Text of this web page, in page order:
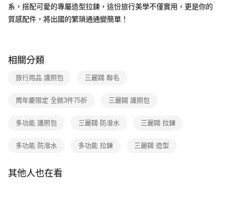
4.訂單成立30分鐘內，如未前往確認交易或遇審核未通過，訂單將自動取
消。如遇「轉專審核」未通過狀況，表示未達大哥付你分期系統評分，恕無
醒簡訊。
2.透過簡訊連結打開帳單後，可選擇「超商條碼／台灣大直營門市／銀行轉
帳／街口支付／iPASS MONEY」等通路繳費。
1.本服務係由「台灣大哥大股份有限公司」（以下簡稱本公司）所提供，讓
買賣價金債權讓與本公司後，依約使用本公司帳單繳交帳款。
2.基於同意付款使用「大哥付你分期」之契約關係目的，商店將以您的個人
由本公司與您本人進行分期帳單所需資料之確認、核對及更正。
便利好安心！
１．簡單：不需註冊會員、不需綁卡、不需儲值。
２．便利：只要手機號碼，簡訊認證，即可結帳。
１．於結帳方式選擇「AFTEE先享後付」後，將跳轉至「AFTEE先享後付」
２．訂單成立數日內，您將收到繳費通知簡訊。
ATM／網路銀行／等多元方式進行付款，方視為交易完成。
※ 請注意：結帳手續完成當下不需立刻繳費，但若您需要取消訂單，請聯絡
後付繳納相關費用。
是否繳費成功／繳費後需取消欲退款等相關疑問，請聯繫「AFTEE先享後付
客戶支援中心」 https://netprotections.freshdesk.com/support/home
【注意事項】
１．透過由恩沛科技股份有限公司提供之「AFTEE先享後付」服務完成之交
運送方式
每筆NT$80，滿NT$699(含以上)免運費
7-11取貨付款
每筆NT$80，滿NT$699(含以上)免運費
每筆NT$100，滿NT$699(含以上)免運費
系，搭配可愛的專屬造型拉鍊，這份旅行美學不僅實用，更是你的
質感配件，將出國的繁瑣通通變簡單！
相關分類
旅行用品 護照包 三麗鷗 聯名
周年慶限定 全館3件75折 三麗鷗 護照包
多功能 護照包 三麗鷗 防潑水 三麗鷗 拉鍊
多功能 防潑水 多功能 拉鍊 三麗鷗 造型
其他人也在看